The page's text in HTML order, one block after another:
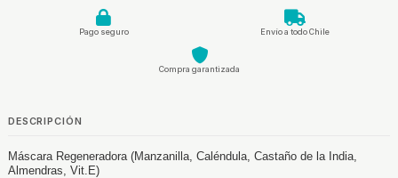
Pago seguro Envío a todo Chile
Compra garantizada
DESCRIPCIÓN
Máscara Regeneradora (Manzanilla, Caléndula, Castaño de la India,
Almendras, Vit.E)